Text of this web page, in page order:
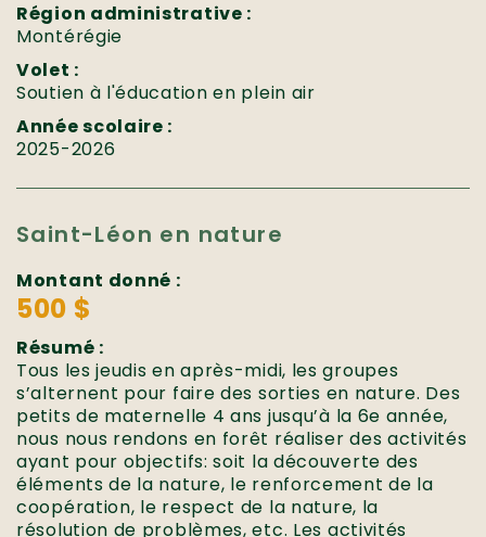
Région administrative :
Montérégie
Volet :
Soutien à l'éducation en plein air
Année scolaire :
2025-2026
Saint-Léon en nature
Montant donné :
500 $
Résumé :
Tous les jeudis en après-midi, les groupes
s’alternent pour faire des sorties en nature. Des
petits de maternelle 4 ans jusqu’à la 6e année,
nous nous rendons en forêt réaliser des activités
ayant pour objectifs: soit la découverte des
éléments de la nature, le renforcement de la
coopération, le respect de la nature, la
résolution de problèmes, etc. Les activités